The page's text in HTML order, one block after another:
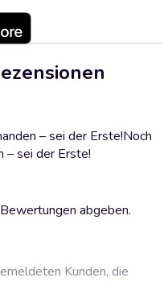
– sei der Erste!Noch
– sei der Erste!
abgeben.
Kunden, die